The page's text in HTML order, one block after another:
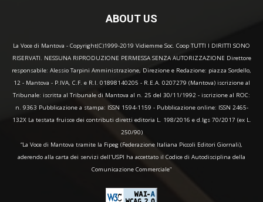
ABOUT US
La Voce di Mantova - Copyright(C)1999-2019 Vidiemme Soc. Coop TUTTI I DIRITTI SONO
RISERVATI. NESSUNA RIPRODUZIONE PERMESSA SENZA AUTORIZZAZIONE Direttore
responsabile: Alessio Tarpini Amministrazione, Direzione e Redazione: piazza Sordello,
12 - Mantova - P.IVA, C.F. e R.I. 01898140205 - R.E.A. 0207279 (Mantova) iscrizione al
Tribunale: iscritta al Tribunale di Mantova al n. 25 del 30/11/1992 - iscrizione al ROC:
n. 9363 Pubblicazione a stampa: ISSN 1594-1159 - Pubblicazione online: ISSN 2465-
132X La testata fruisce dei contributi diretti editoria L. 198/2016 e d.lgs 70/2017 (ex L.
250/90)
“La Voce di Mantova tramite la Fipeg (Federazione Italiana Piccoli Editori Giornali),
aderendo alla carta dei servizi dell'USPI ha accettato il Codice di Autodisciplina della
Comunicazione Commerciale"